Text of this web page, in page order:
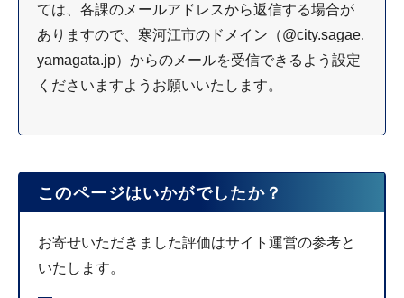
ては、各課のメールアドレスから返信する場合が
ありますので、寒河江市のドメイン（@city.sagae.
yamagata.jp）からのメールを受信できるよう設定
くださいますようお願いいたします。
このページはいかがでしたか？
お寄せいただきました評価はサイト運営の参考と
いたします。